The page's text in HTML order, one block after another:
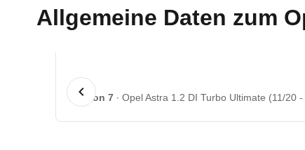
Allgemeine Daten zum
1 von 7 Opel Astra 1.2 DI Turbo Ultimate (11/20 -